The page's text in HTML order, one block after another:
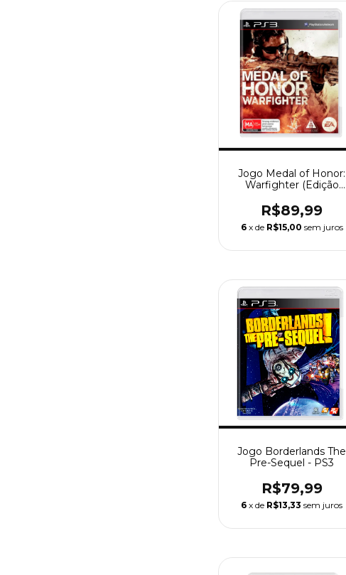
Jogo Medal of Honor:
Warfighter (Edição
R$89,99
6 x de R$15,00 sem juros
Jogo Borderlands The
Pre-Sequel - PS3
R$79,99
6 x de R$13,33 sem juros